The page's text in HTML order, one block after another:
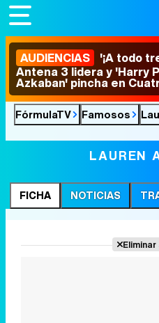
AUDIENCIAS '¡A todo
Antena 3 lidera y 'Harry
Azkaban' pincha en
FórmulaTV Famosos
LAUREN
FICHA NOTICIAS
Eliminar